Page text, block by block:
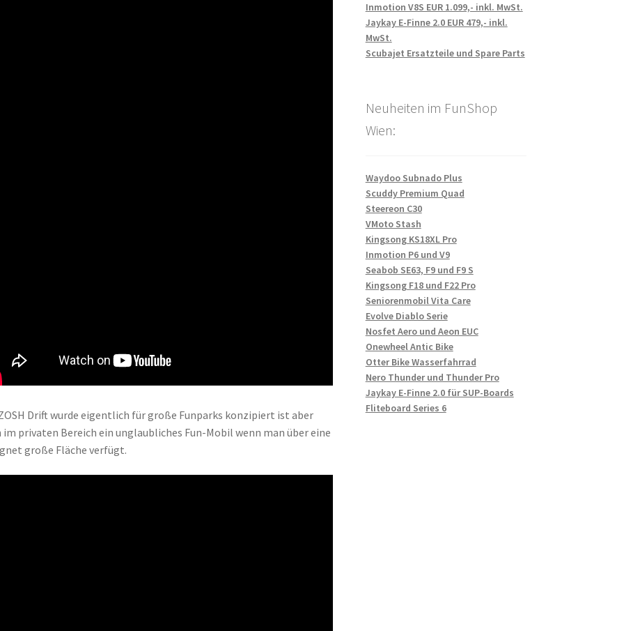
Drift wurde eigentlich für große Funparks konzipiert ist aber
im privaten Bereich ein unglaubliches Fun-Mobil wenn man über eine
große Fläche verfügt.
Inmotion V8S EUR 1.099,- inkl. MwSt.
Jaykay E-Finne 2.0 EUR 479,- inkl.
MwSt.
Scubajet Ersatzteile und Spare Parts
Neuheiten im FunShop
Wien:
Waydoo Subnado Plus
Scuddy Premium Quad
Steereon C30
VMoto Stash
Kingsong KS18XL Pro
Inmotion P6 und V9
Seabob SE63, F9 und F9 S
Kingsong F18 und F22 Pro
Seniorenmobil Vita Care
Evolve Diablo Serie
Nosfet Aero und Aeon EUC
Onewheel Antic Bike
Otter Bike Wasserfahrrad
Nero Thunder und Thunder Pro
Jaykay E-Finne 2.0 für SUP-Boards
Fliteboard Series 6